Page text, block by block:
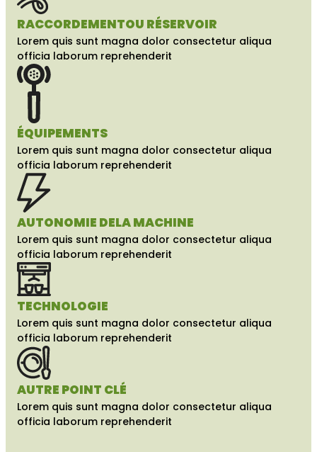
RACCORDEMENTOU RÉSERVOIR
Lorem quis sunt magna dolor consectetur aliqua
officia laborum reprehenderit
ÉQUIPEMENTS
Lorem quis sunt magna dolor consectetur aliqua
officia laborum reprehenderit
AUTONOMIE DELA MACHINE
Lorem quis sunt magna dolor consectetur aliqua
officia laborum reprehenderit
TECHNOLOGIE
Lorem quis sunt magna dolor consectetur aliqua
officia laborum reprehenderit
AUTRE POINT CLÉ
Lorem quis sunt magna dolor consectetur aliqua
officia laborum reprehenderit